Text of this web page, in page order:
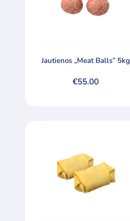
Jautienos „Meat Balls” 5kg
€55.00